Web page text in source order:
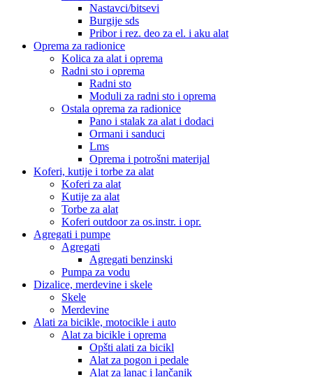
Nastavci/bitsevi
Burgije sds
Pribor i rez. deo za el. i aku alat
Oprema za radionice
Kolica za alat i oprema
Radni sto i oprema
Radni sto
Moduli za radni sto i oprema
Ostala oprema za radionice
Pano i stalak za alat i dodaci
Ormani i sanduci
Lms
Oprema i potrošni materijal
Koferi, kutije i torbe za alat
Koferi za alat
Kutije za alat
Torbe za alat
Koferi outdoor za os.instr. i opr.
Agregati i pumpe
Agregati
Agregati benzinski
Pumpa za vodu
Dizalice, merdevine i skele
Skele
Merdevine
Alati za bicikle, motocikle i auto
Alat za bicikle i oprema
Opšti alati za bicikl
Alat za pogon i pedale
Alat za lanac i lančanik